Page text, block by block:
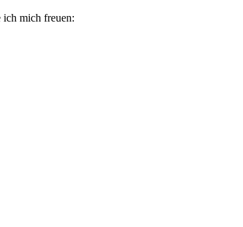
mich freuen: